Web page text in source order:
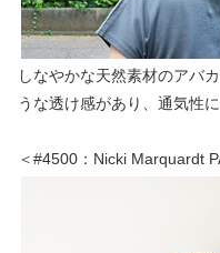
しなやかな天然素材のアバ
うな透け感があり、通気性
＜#4500：Nicki Marquardt